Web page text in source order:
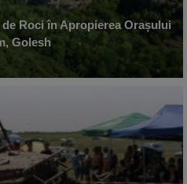
Roci în Apropierea Orașului
Golesh